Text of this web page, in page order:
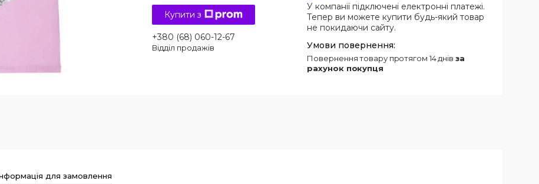
Купити з
+380 (68) 060-12-67
Відділ продажів
У компанії підключені електронні платежі.
Тепер ви можете купити будь-який товар
не покидаючи сайту.
повернення товару протягом 14 днів за
рахунок покупця
для замовлення